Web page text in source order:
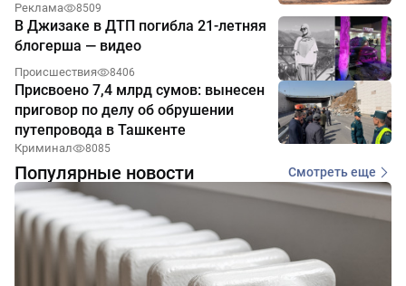
Реклама 8509
В Джизаке в ДТП погибла 21-летняя
блогерша — видео
Происшествия 8406
Присвоено 7,4 млрд сумов: вынесен
приговор по делу об обрушении
путепровода в Ташкенте
Криминал 8085
Популярные новости Смотреть еще